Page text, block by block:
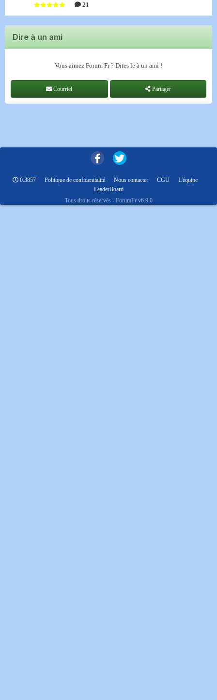
21
Dire à un ami
Vous aimez Forum Fr ? Dites le à un ami !
Courriel Partager
0.3857 Politique de confidentialité Nous contacter CGU
L'équipe
LeaderBoard
Tous droits réservés - ForumFr v6.9.0